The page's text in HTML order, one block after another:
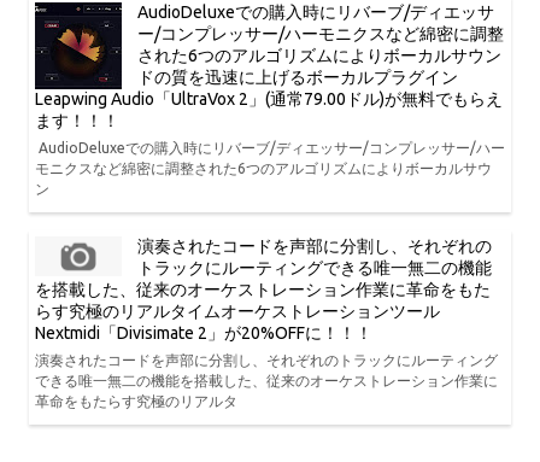
AudioDeluxeでの購入時にリバーブ/ディエッサ
ー/コンプレッサー/ハーモニクスなど綿密に調整
された6つのアルゴリズムによりボーカルサウン
ドの質を迅速に上げるボーカルプラグイン
Leapwing Audio「UltraVox 2」(通常79.00ドル)が無料でもらえ
ます！！！
AudioDeluxeでの購入時にリバーブ/ディエッサー/コンプレッサー/ハー
モニクスなど綿密に調整された6つのアルゴリズムによりボーカルサウ
ン
演奏されたコードを声部に分割し、それぞれの
トラックにルーティングできる唯一無二の機能
を搭載した、従来のオーケストレーション作業に革命をもた
らす究極のリアルタイムオーケストレーションツール
Nextmidi「Divisimate 2」が20%OFFに！！！
演奏されたコードを声部に分割し、それぞれのトラックにルーティング
できる唯一無二の機能を搭載した、従来のオーケストレーション作業に
革命をもたらす究極のリアルタ